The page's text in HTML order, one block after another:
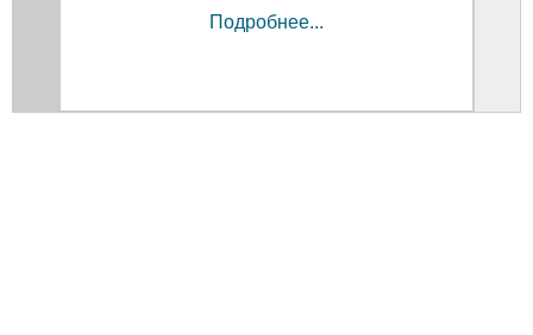
Подробнее...